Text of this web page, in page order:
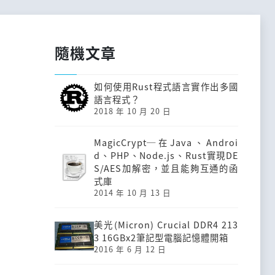
隨機文章
如何使用Rust程式語言實作出多國
語言程式？
2018 年 10 月 20 日
MagicCrypt─在Java、Androi
d、PHP、Node.js、Rust實現DE
S/AES加解密，並且能夠互通的函
式庫
2014 年 10 月 13 日
美光(Micron) Crucial DDR4 213
3 16GBx2筆記型電腦記憶體開箱
2016 年 6 月 12 日